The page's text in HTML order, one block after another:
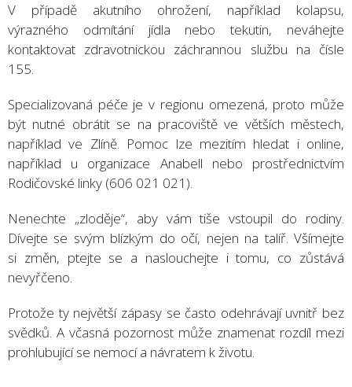
V případě akutního ohrožení, například kolapsu,
výrazného odmítání jídla nebo tekutin, neváhejte
kontaktovat zdravotnickou záchrannou službu na čísle
155.
Specializovaná péče je v regionu omezená, proto může
být nutné obrátit se na pracoviště ve větších městech,
například ve Zlíně. Pomoc lze mezitím hledat i online,
například u organizace Anabell nebo prostřednictvím
Rodičovské linky (606 021 021).
Nenechte „zloděje“, aby vám tiše vstoupil do rodiny.
Dívejte se svým blízkým do očí, nejen na talíř. Všímejte
si změn, ptejte se a naslouchejte i tomu, co zůstává
nevyřčeno.
Protože ty největší zápasy se často odehrávají uvnitř bez
svědků. A včasná pozornost může znamenat rozdíl mezi
prohlubující se nemocí a návratem k životu.